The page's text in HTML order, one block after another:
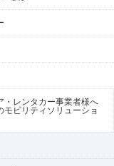
・レンタカー事業者様へ
モビリティソリューショ